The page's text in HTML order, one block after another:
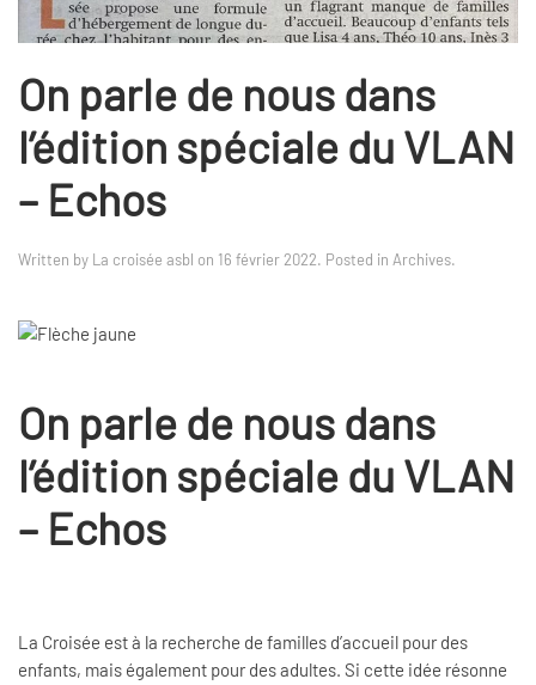
On parle de nous dans
l’édition spéciale du VLAN
– Echos
Written by La croisée asbl on 16 février 2022. Posted in Archives.
On parle de nous dans
l’édition spéciale du VLAN
– Echos
La Croisée est à la recherche de familles d’accueil pour des
enfants, mais également pour des adultes. Si cette idée résonne